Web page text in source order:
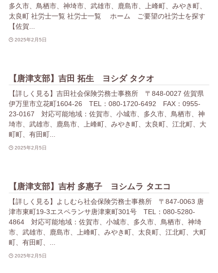
多久市、鳥栖市、神埼市、武雄市、鹿島市、上峰町、みやき町、
太良町 社労士一覧 社労士一覧 ホーム ご要望の社労士を探す
【佐賀...
2025年2月5日
【唐津支部】吉田 拓生 ヨシダ タクオ
【詳しく見る】吉田社会保険労務士事務所 〒848-0027 佐賀県
伊万里市立花町1604-26 TEL：080-1720-6492 FAX：0955-
23-0167 対応可能地域：佐賀市、小城市、多久市、鳥栖市、神
埼市、武雄市、鹿島市、上峰町、みやき町、太良町、江北町、大
町町、有田町...
2025年2月5日
【唐津支部】吉村 多惠子 ヨシムラ タエコ
【詳しく見る】よしむら社会保険労務士事務所 〒847-0063 唐
津市東町19-3エスペランサ唐津東町301号 TEL：080-5280-
4864 対応可能地域：佐賀市、小城市、多久市、鳥栖市、神埼
市、武雄市、鹿島市、上峰町、みやき町、太良町、江北町、大町
町、有田町、...
2025年2月5日